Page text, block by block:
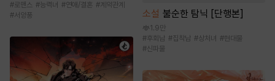
#로맨스 #능력녀 #연애/결혼 # 계약관계
#서양풍 소설 불순한 탐닉 [단행본]
1.9만
#후회남 #집착남 #상처녀 #현대물
#신파물